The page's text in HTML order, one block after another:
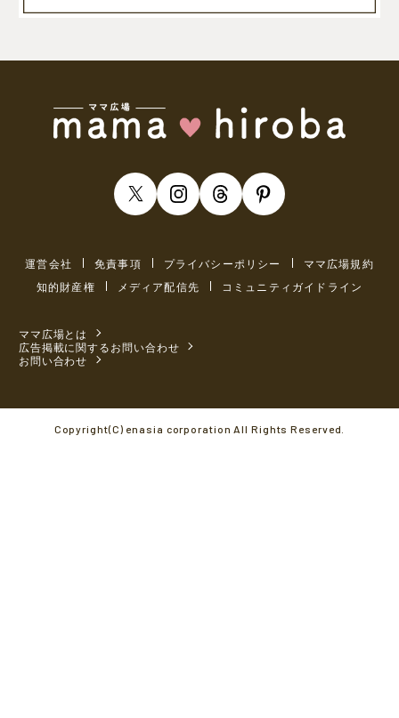
運営会社 免責事項 プライバシーポリシー
ママ広場規約
知的財産権
メディア配信先 コミュニティガイドライン
ママ広場とは
広告掲載に関するお問い合わせ
お問い合わせ
Copyright(C) enasia corporation All Rights Reserved.